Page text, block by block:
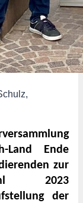
Land Ende
zur
2023
der